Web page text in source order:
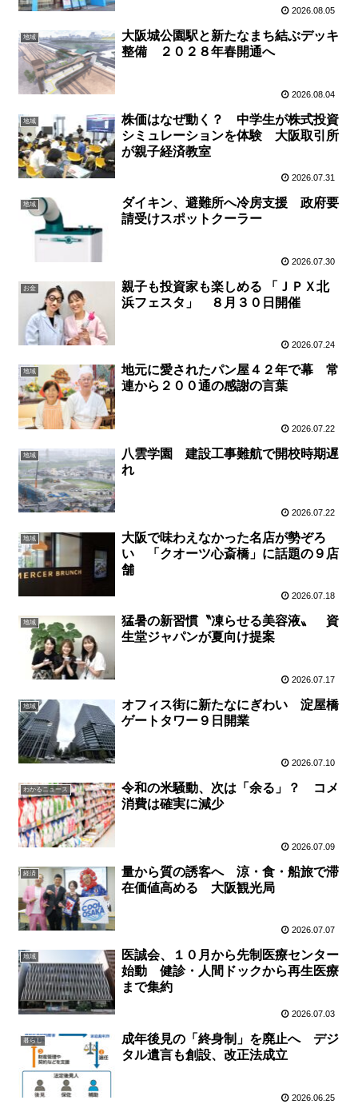
2026.08.05
地域
大阪城公園駅と新たなまち結ぶデッキ
整備 ２０２８年春開通へ
2026.08.04
地域
株価はなぜ動く？ 中学生が株式投資
シミュレーションを体験 大阪取引所
が親子経済教室
2026.07.31
地域
ダイキン、避難所へ冷房支援 政府要
請受けスポットクーラー
2026.07.30
お金
親子も投資家も楽しめる 「ＪＰＸ北
浜フェスタ」 ８月３０日開催
2026.07.24
地域
地元に愛されたパン屋４２年で幕 常
連から２００通の感謝の言葉
2026.07.22
地域
八雲学園 建設工事難航で開校時期遅
れ
2026.07.22
地域
大阪で味わえなかった名店が勢ぞろ
い 「クオーツ心斎橋」に話題の９店
舗
2026.07.18
地域
猛暑の新習慣〝凍らせる美容液〟 資
生堂ジャパンが夏向け提案
2026.07.17
地域
オフィス街に新たなにぎわい 淀屋橋
ゲートタワー９日開業
2026.07.10
わかるニュース
令和の米騒動、次は「余る」？ コメ
消費は確実に減少
2026.07.09
経済
量から質の誘客へ 涼・食・船旅で滞
在価値高める 大阪観光局
2026.07.07
地域
医誠会、１０月から先制医療センター
始動 健診・人間ドックから再生医療
まで集約
2026.07.03
暮らし
成年後見の「終身制」を廃止へ デジ
タル遺言も創設、改正法成立
2026.06.25